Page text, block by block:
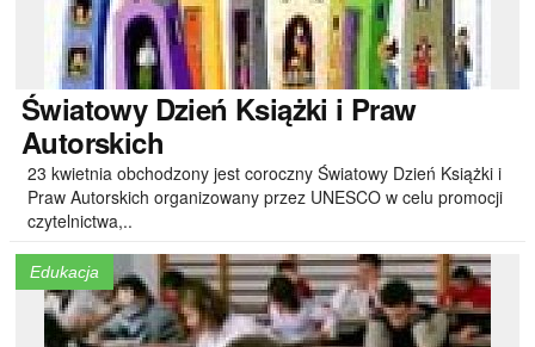
ŚwiatowyDzień Książki i Praw
Autorskich
23 kwietnia obchodzony jest coroczny Światowy Dzień Książki i
Praw Autorskich organizowany przez UNESCO w celu promocji
czytelnictwa,..
Edukacja